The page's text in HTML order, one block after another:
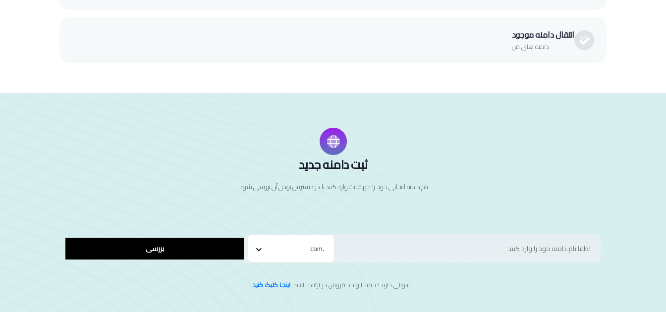
انتقال دامنه موجود
دامنه های من
ثبت دامنه جدید
نام دامنه انتخابی خود را جهت ثبت وارد کنید تا در دسترس بودن آن بررسی شود.
.com بررسی
سوالی دارید؟ حتما با واحد فروش در ارتباط باشید.اینجا کلیک کنید